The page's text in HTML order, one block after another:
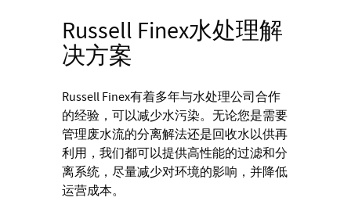
Russell Finex水处理解
决方案
Russell Finex有着多年与水处理公司合作
的经验，可以减少水污染。无论您是需要
管理废水流的分离解法还是回收水以供再
利用，我们都可以提供高性能的过滤和分
离系统，尽量减少对环境的影响，并降低
运营成本。